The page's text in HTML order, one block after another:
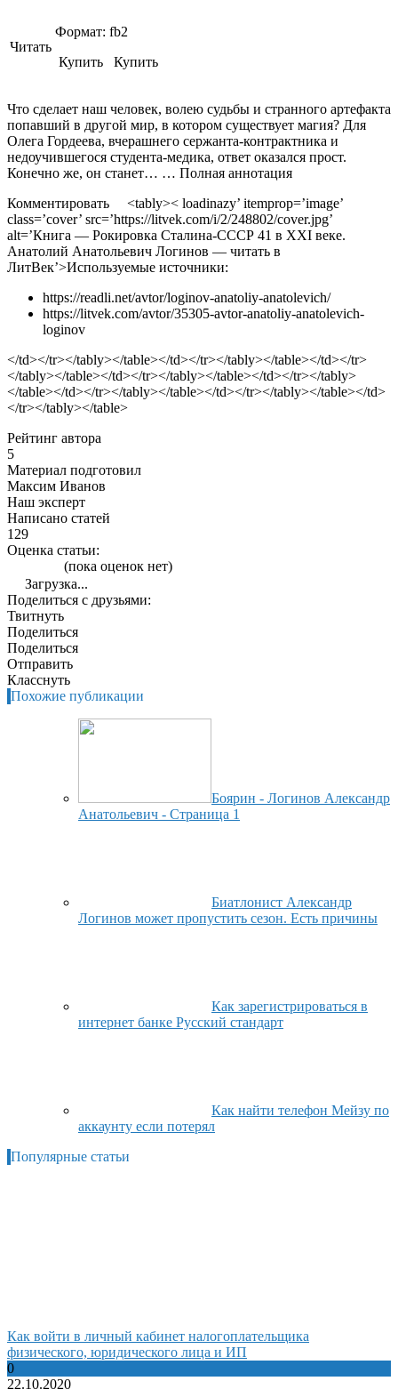
Читать
Формат: fb2
Купить Купить
Что сделает наш человек, волею судьбы и странного артефакта
попавший в другой мир, в котором существует магия? Для
Олега Гордеева, вчерашнего сержанта-контрактника и
недоучившегося студента-медика, ответ оказался прост.
Конечно же, он станет… … Полная аннотация
Комментировать <tably>< loadinazy’ itemprop=’image’
class=’cover’ src=’https://litvek.com/i/2/248802/cover.jpg’
alt=’Книга — Рокировка Сталина-СССР 41 в XXI веке.
Анатолий Анатольевич Логинов — читать в
ЛитВек’>Используемые источники:
https://readli.net/avtor/loginov-anatoliy-anatolevich/
https://litvek.com/avtor/35305-avtor-anatoliy-anatolevich-
loginov
</td></tr></tably></table></td></tr></tably></table></td></tr>
</tably></table></td></tr></tably></table></td></tr></tably>
</table></td></tr></tably></table></td></tr></tably></table></td>
</tr></tably></table>
Рейтинг автора
5
Материал подготовил
Максим Иванов
Наш эксперт
Написано статей
129
Оценка статьи:
(пока оценок нет)
Загрузка...
Поделиться с друзьями:
Твитнуть
Поделиться
Поделиться
Отправить
Класснуть
Похожие публикации
Боярин - Логинов Александр
Анатольевич - Страница 1
Биатлонист Александр
Логинов может пропустить сезон. Есть причины
Как зарегистрироваться в
интернет банке Русский стандарт
Как найти телефон Мейзу по
аккаунту если потерял
Популярные статьи
Как войти в личный кабинет налогоплательщика
физического, юридического лица и ИП
0
22.10.2020